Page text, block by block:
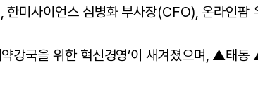
미사이언스 심병화 부사장(CFO), 온라인팜
약강국을 위한 혁신경영’이 새겨졌으며, ▲